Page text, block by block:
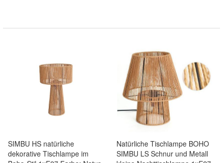
SIMBU HS natürliche
dekorative Tischlampe im
Natürliche Tischlampe BOHO
SIMBU LS Schnur und Metall